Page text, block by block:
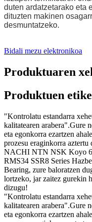
duten ardatzetarako eta
dituzten makinen
desmuntatzeko.
Bidali mezu elektronikoa
Produktuaren
Produktuen
"Kontrolatu estandarra
kalitatearen arabera".Gure
eta egonkorra ezartzen
prozesu eraginkorra
NACHI NTN NSK Koyo
RMS34 SSR8 Series
Bearing, zure baloratzen
lortzeko, jar zaitez gurekin
dizugu!
"Kontrolatu estandarra
kalitatearen arabera".Gure
eta egonkorra ezartzen